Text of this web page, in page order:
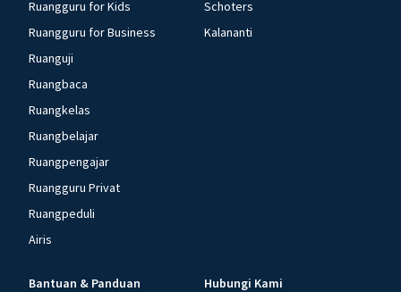
Ruangguru for Kids
Ruangguru for Business
Ruanguji
Ruangbaca
Ruangkelas
Ruangbelajar
Ruangpengajar
Ruangguru Privat
Ruangpeduli
Airis
Schoters
Kalananti
Bantuan & Panduan Hubungi Kami